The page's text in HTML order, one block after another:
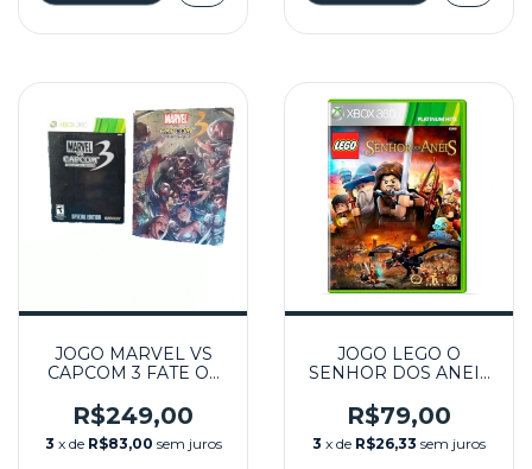
JOGO MARVEL VS
CAPCOM 3 FATE OF
SPECIAL EDITION
SEMINOVO - XBOX
360
R$249,00
3 x de R$83,00 sem juros
JOGO LEGO O
SENHOR DOS ANEIS
SEMINOVO – XBOX
360
R$79,00
3 x de R$26,33 sem juros